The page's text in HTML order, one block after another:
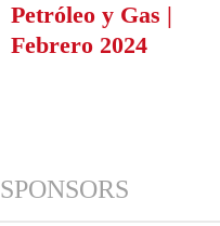
Petróleo y Gas |
Febrero 2024
SPONSORS